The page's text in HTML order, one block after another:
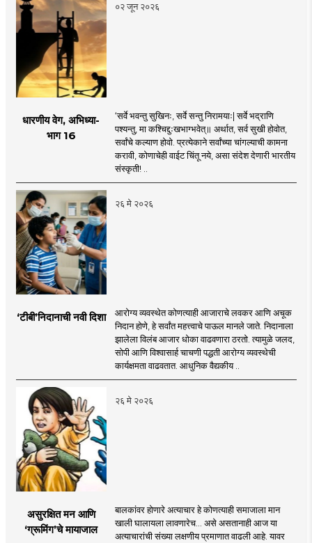
०२ जून २०२६
धारणीय वेग, अभिध्या-
भाग 16
‘सर्वे भवन्तु सुखिनः, सर्वे सन्तु निरामयाः| सर्वे भद्राणि
पश्यन्तु, मा कश्चिद्दुःखभाग्भवेत्‌‍॥ अर्थात, सर्व सुखी होवोत,
सर्वांचे कल्याण होवो. प्रत्येकाने सर्वांच्या चांगल्याची कामना
करावी, कोणाचेही वाईट चिंतू नये, असा संदेश देणारी भारतीय
संस्कृती! ..
२६ मे २०२६
‘टीबी’निदानाची नवी दिशा
आरोग्य व्यवस्थेत कोणत्याही आजाराचे लवकर आणि अचूक
निदान होणे, हे सर्वांत महत्त्वाचे पाऊल मानले जाते. निदानाला
झालेला विलंब आजार धोका वाढवणारा ठरतो. त्यामुळे जलद,
सोपी आणि विश्वासार्ह चाचणी पद्धती आरोग्य व्यवस्थेची
कार्यक्षमता वाढवतात. आधुनिक वैद्यकीय ..
२६ मे २०२६
असुरक्षित मन आणि
‘ग्रूमिंग’चे मायाजाल
बालकांवर होणारे अत्याचार हे कोणत्याही समाजाला मान
खाली घालायला लावणारेच... असे असतानाही आज या
अत्याचारांची संख्या लक्षणीय प्रमाणात वाढली आहे. यावर